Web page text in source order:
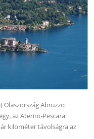
Olaszország Abruzzo
az Aterno-Pescara
kilométer távolságra az